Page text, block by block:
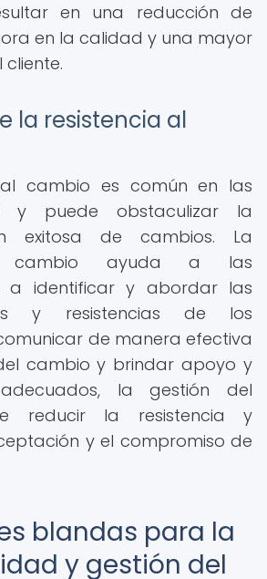
en una reducción de
en la calidad y una mayor
la resistencia al
al cambio es común en las
y puede obstaculizar la
exitosa de cambios. La
cambio ayuda a las
a identificar y abordar las
y resistencias de los
de manera efectiva
cambio y brindar apoyo y
la gestión del
reducir la resistencia y
y el compromiso de
blandas para la
y gestión del